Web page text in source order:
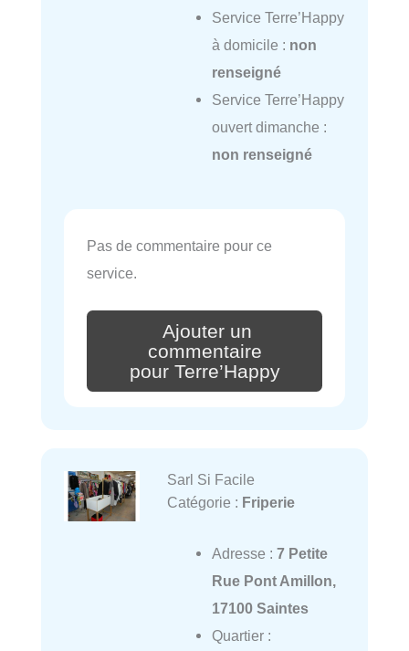
Service Terre’Happy
à domicile : non
renseigné
Service Terre’Happy
ouvert dimanche :
non renseigné
Pas de commentaire pour ce
service.
Ajouter un
commentaire
pour Terre’Happy
Sarl Si Facile
Catégorie : Friperie
Adresse : 7 Petite
Rue Pont Amillon,
17100 Saintes
Quartier :